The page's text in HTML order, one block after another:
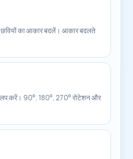
छवियों का आकार बदलें। आकार बदलते
करें। 90°, 180°, 270° रोटेशन और